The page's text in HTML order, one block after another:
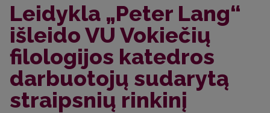
Leidykla „Peter Lang“
išleido VU Vokiečių
filologijos katedros
darbuotojų sudarytą
straipsnių rinkinį